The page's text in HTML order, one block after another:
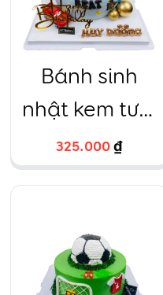
Bánh sinh
nhật kem tươi
quả địa cầu
khủng long ô
325.000₫